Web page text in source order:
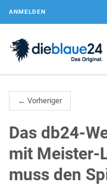
ANMELDEN
← Vorheriger
Das db24-
mit Meister-
muss den